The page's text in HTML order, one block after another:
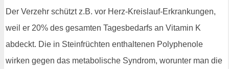
Der Verzehr schützt z.B. vor Herz-Kreislauf-Erkrankungen,
weil er 20% des gesamten Tagesbedarfs an Vitamin K
abdeckt. Die in Steinfrüchten enthaltenen Polyphenole
wirken gegen das metabolische Syndrom, worunter man die